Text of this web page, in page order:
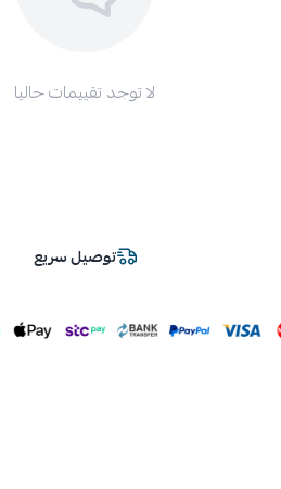
لا توجد تقييمات حاليا
توصيل سريع